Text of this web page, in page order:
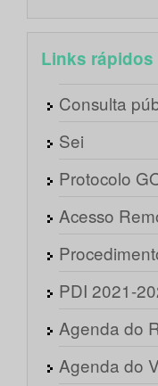
Links rápidos
Consulta
Sei
Protocolo
Acesso
PDI 2021-
Agenda do
Agenda do